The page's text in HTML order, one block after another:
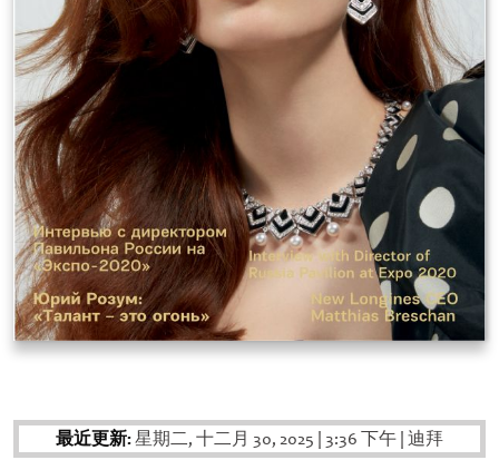
最近更新:星期二, 十二月 30, 2025 | 3:36 下午 | 迪拜